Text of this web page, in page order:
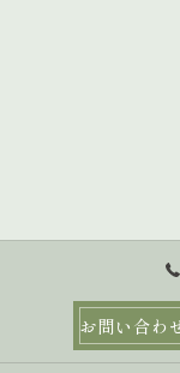
お問い合わ